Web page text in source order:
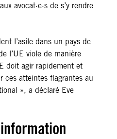
avocat·e·s de s’y rendre
l’asile dans un pays de
l’UE viole de manière
doit agir rapidement et
ces atteintes flagrantes au
», a déclaré Eve